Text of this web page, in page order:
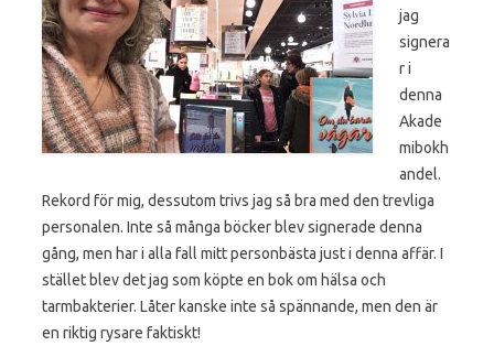
jag
signera
r i
denna
Akade
mibokh
andel.
Rekord för mig, dessutom trivs jag så bra med den trevliga
personalen. Inte så många böcker blev signerade denna
gång, men har i alla fall mitt personbästa just i denna affär. I
stället blev det jag som köpte en bok om hälsa och
tarmbakterier. Låter kanske inte så spännande, men den är
en riktig rysare faktiskt!